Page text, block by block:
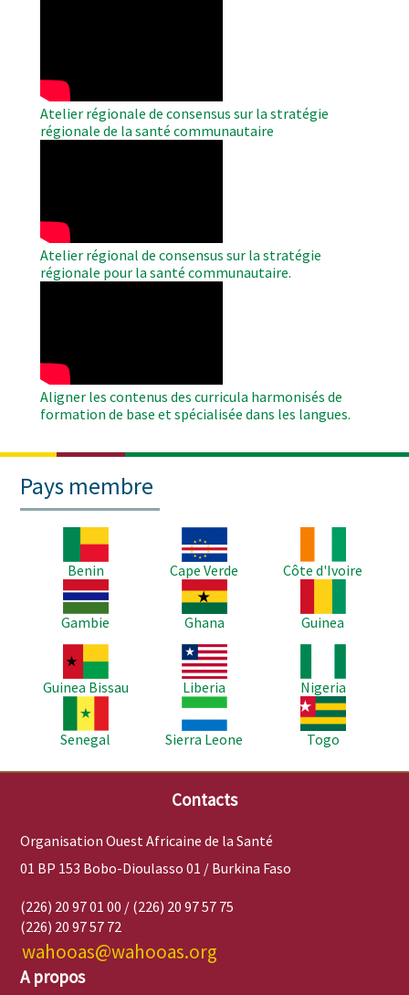
Atelier régionale de consensus sur la stratégie
régionale de la santé communautaire
Atelier régional de consensus sur la stratégie
régionale pour la santé communautaire.
Aligner les contenus des curricula harmonisés de
formation de base et spécialisée dans les langues.
Pays membre
Benin
Image
Cape Verde
Côte d'Ivoire
Image
Gambie
Image
Ghana
Guinea
Image
Guinea Bissau
Image
Liberia
Nigeria
Senegal
Image
Sierra Leone
Image
Togo
Contacts
Organisation Ouest Africaine de la Santé
01 BP 153 Bobo-Dioulasso 01 / Burkina Faso
(226) 20 97 01 00 / (226) 20 97 57 75
(226) 20 97 57 72
wahooas@wahooas.org
A propos